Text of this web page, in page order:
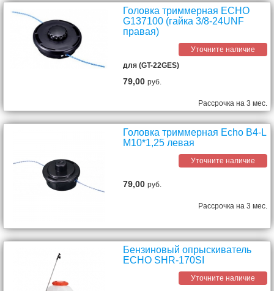
Головка триммерная ECHO
G137100 (гайка 3/8-24UNF
правая)
Уточните наличие
для (GT-22GES)
79,00руб.
Рассрочка на 3 мес.
Головка триммерная Echo B4-L
M10*1,25 левая
Уточните наличие
79,00руб.
Рассрочка на 3 мес.
Бензиновый опрыскиватель
ECHO SHR-170SI
Уточните наличие